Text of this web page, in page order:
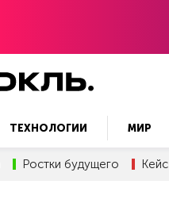
ТЕХНОЛОГИИ МИР
Ростки будущего Кейс